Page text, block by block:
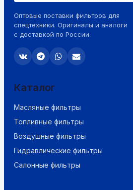
Оптовые поставки фильтров для
спецтехники. Оригиналы и аналоги
с доставкой по России.
Каталог
Масляные фильтры
Топливные фильтры
Воздушные фильтры
Гидравлические фильтры
Салонные фильтры